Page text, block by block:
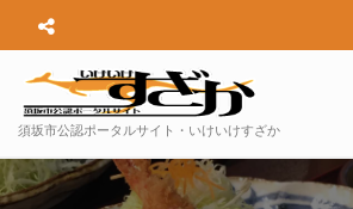
須坂市公認ポータルサイト・いけいけすざか